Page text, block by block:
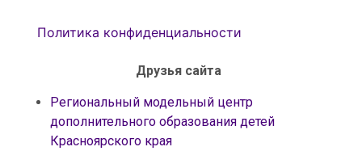
Политика конфиденциальности
Друзья сайта
Региональный модельный центр
дополнительного образования детей
Красноярского края